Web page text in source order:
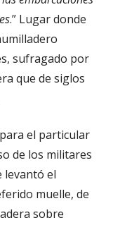
.” Lugar donde
sufragado por
que de siglos
el particular
de los militares
levantó el
muelle, de
sobre